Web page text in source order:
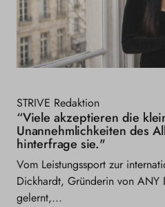
STRIVE Redaktion
“Viele akzeptieren die
Unannehmlichkeiten des
hinterfrage sie."
Vom Leistungssport zur
Dickhardt, Gründerin von ANY
gelernt,...